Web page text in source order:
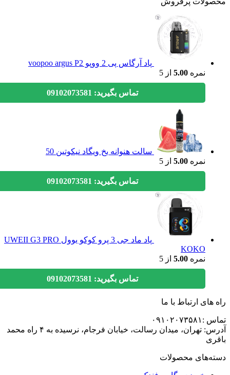
پاد آرگاس پی 2 ووپو voopoo argus P2
نمره5.00 از 5
تماس بگیرید: 09102073581
سالت هنوانه یخ ویگاد نیکوتین 50
نمره5.00 از 5
تماس بگیرید: 09102073581
پاد ماد جی 3 پرو کوکو یوول UWEII G3 PRO
KOKO
نمره5.00 از 5
تماس بگیرید: 09102073581
ارتباط با ما
آدرس: تهران، میدان رسالت، خیابان فرجام، نرسیده به ۴ راه محمد
محصولات